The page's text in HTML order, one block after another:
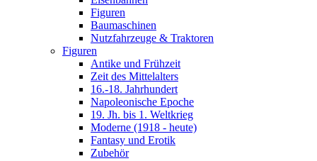
Figuren
Baumaschinen
Nutzfahrzeuge & Traktoren
Figuren
Antike und Frühzeit
Zeit des Mittelalters
16.-18. Jahrhundert
Napoleonische Epoche
19. Jh. bis 1. Weltkrieg
Moderne (1918 - heute)
Fantasy und Erotik
Zubehör